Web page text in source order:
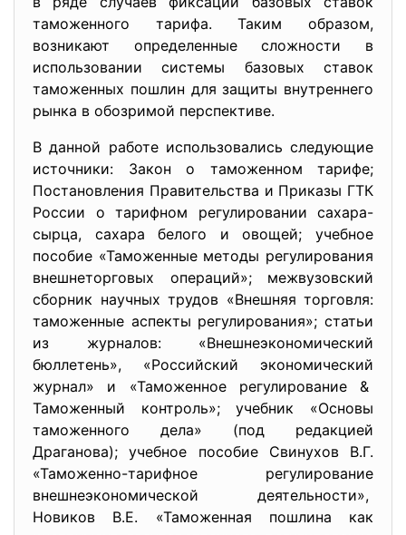
таможенного тарифа. Таким образом,
возникают определенные сложности в
использовании системы базовых ставок
таможенных пошлин для защиты внутреннего
рынка в обозримой перспективе.
В данной работе использовались следующие
источники: Закон о таможенном тарифе;
Постановления Правительства и Приказы ГТК
России о тарифном регулировании сахара-
сырца, сахара белого и овощей; учебное
пособие «Таможенные методы регулирования
внешнеторговых операций»; межвузовский
сборник научных трудов «Внешняя торговля:
таможенные аспекты регулирования»; статьи
из журналов: «Внешнеэкономический
бюллетень», «Российский экономический
журнал» и «Таможенное регулирование &
Таможенный контроль»; учебник «Основы
таможенного дела» (под редакцией
Драганова); учебное пособие Свинухов В.Г.
«Таможенно-тарифное регулирование
внешнеэкономической деятельности»,
Новиков В.Е. «Таможенная пошлина как